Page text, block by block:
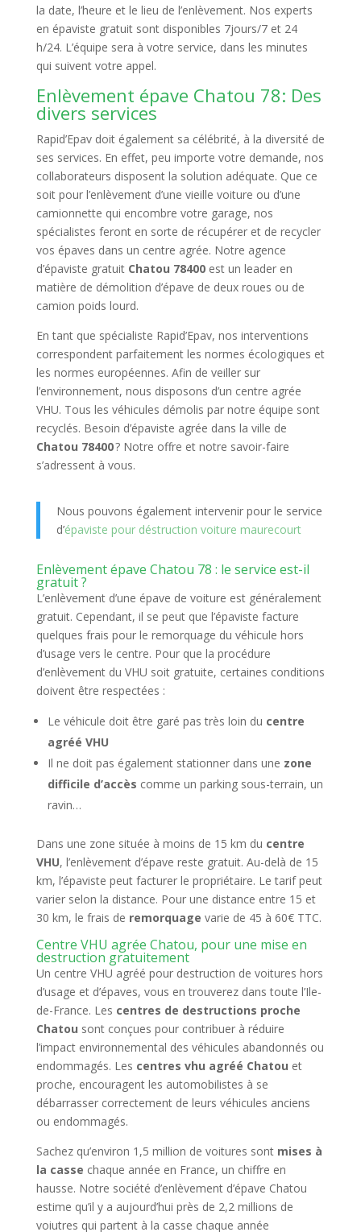
la date, l’heure et le lieu de l’enlèvement. Nos experts
en épaviste gratuit sont disponibles 7jours/7 et 24
h/24. L’équipe sera à votre service, dans les minutes
qui suivent votre appel.
Enlèvement épave Chatou 78: Des
divers services
Rapid’Epav doit également sa célébrité, à la diversité de
ses services. En effet, peu importe votre demande, nos
collaborateurs disposent la solution adéquate. Que ce
soit pour l’enlèvement d’une vieille voiture ou d’une
camionnette qui encombre votre garage, nos
spécialistes feront en sorte de récupérer et de recycler
vos épaves dans un centre agrée. Notre agence
d’épaviste gratuit Chatou 78400est un leader en
matière de démolition d’épave de deux roues ou de
camion poids lourd.
En tant que spécialiste Rapid’Epav, nos interventions
correspondent parfaitement les normes écologiques et
les normes européennes. Afin de veiller sur
l’environnement, nous disposons d’un centre agrée
VHU. Tous les véhicules démolis par notre équipe sont
recyclés. Besoin d’épaviste agrée dans la ville de
Chatou 78400? Notre offre et notre savoir-faire
s’adressent à vous.
Nous pouvons également intervenir pour le service
d’épaviste pour déstruction voiture maurecourt
Enlèvement épave Chatou 78 : le service est-il
gratuit ?
L’enlèvement d’une épave de voiture est généralement
gratuit. Cependant, il se peut que l’épaviste facture
quelques frais pour le remorquage du véhicule hors
d’usage vers le centre. Pour que la procédure
d’enlèvement du VHU soit gratuite, certaines conditions
doivent être respectées :
Le véhicule doit être garé pas très loin du centre
agréé VHU
Il ne doit pas également stationner dans une zone
difficile d’accès comme un parking sous-terrain, un
ravin…
Dans une zone située à moins de 15 km du centre
VHU, l’enlèvement d’épave reste gratuit. Au-delà de 15
km, l’épaviste peut facturer le propriétaire. Le tarif peut
varier selon la distance. Pour une distance entre 15 et
30 km, le frais de remorquage varie de 45 à 60€ TTC.
Centre VHU agrée Chatou, pour une mise en
destruction gratuitement
Un centre VHU agréé pour destruction de voitures hors
d’usage et d’épaves, vous en trouverez dans toute l’Ile-
de-France. Les centres de destructions proche
Chatou sont conçues pour contribuer à réduire
l’impact environnemental des véhicules abandonnés ou
endommagés. Les centres vhu agréé Chatou et
proche, encouragent les automobilistes à se
débarrasser correctement de leurs véhicules anciens
ou endommagés.
Sachez qu’environ 1,5 million de voitures sont mises à
la casse chaque année en France, un chiffre en
hausse. Notre société d’enlèvement d’épave Chatou
estime qu’il y a aujourd’hui près de 2,2 millions de
voiutres qui partent à la casse chaque année